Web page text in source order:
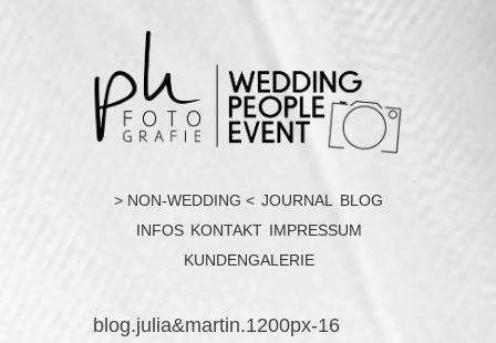
> NON-WEDDING < JOURNAL BLOG
INFOS KONTAKT IMPRESSUM
KUNDENGALERIE
blog.julia&martin.1200px-16